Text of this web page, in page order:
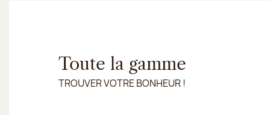
Toute la gamme
TROUVER VOTRE BONHEUR !